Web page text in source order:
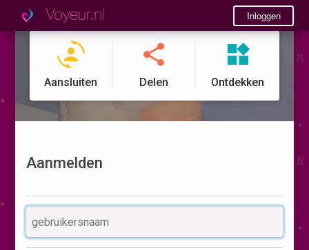
Inloggen
Aansluiten Delen Ontdekken
Aanmelden